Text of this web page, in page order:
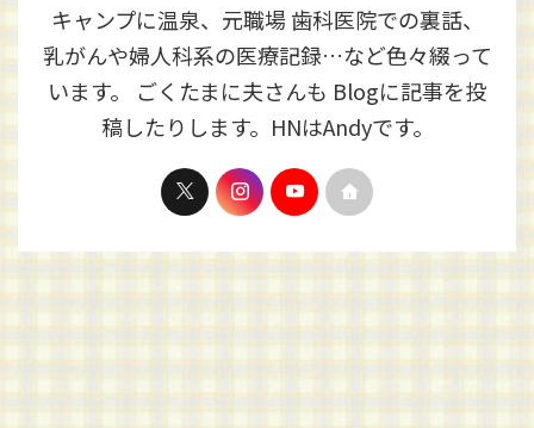
キャンプに温泉、元職場 歯科医院での裏話、
乳がんや婦人科系の医療記録…など色々綴って
います。 ごくたまに夫さんも Blogに記事を投
稿したりします。HNはAndyです。